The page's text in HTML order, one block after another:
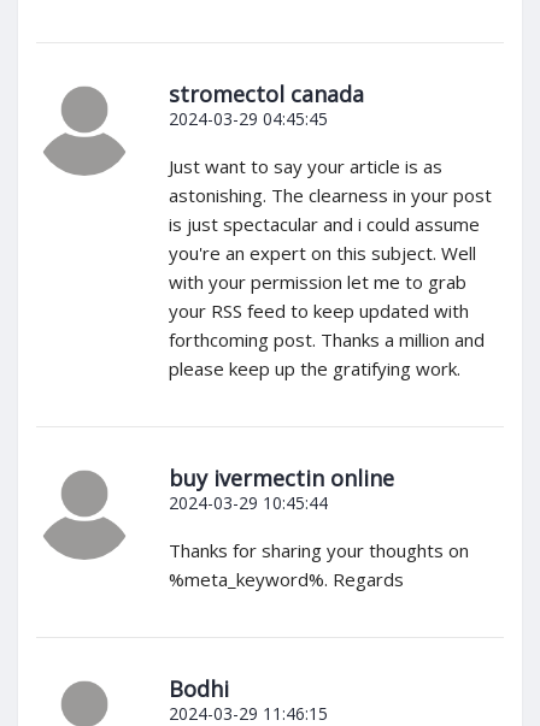
stromectol canada
2024-03-29 04:45:45
Just want to say your article is as
astonishing. The clearness in your post
is just spectacular and i could assume
you're an expert on this subject. Well
with your permission let me to grab
your RSS feed to keep updated with
forthcoming post. Thanks a million and
please keep up the gratifying work.
buy ivermectin online
2024-03-29 10:45:44
Thanks for sharing your thoughts on
%meta_keyword%. Regards
Bodhi
2024-03-29 11:46:15